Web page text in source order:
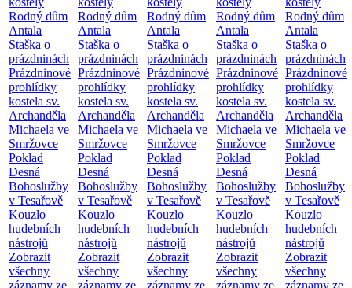
Rodný dům
Antala
Staška o
prázdninách
Prázdninové
prohlídky
kostela sv.
Archanděla
Michaela ve
Smržovce
Poklad
Desná
Bohoslužby
v Tesařově
Kouzlo
hudebních
nástrojů
Zobrazit
všechny
záznamy ze
Rodný dům
Antala
Staška o
prázdninách
Prázdninové
prohlídky
kostela sv.
Archanděla
Michaela ve
Smržovce
Poklad
Desná
Bohoslužby
v Tesařově
Kouzlo
hudebních
nástrojů
Zobrazit
všechny
záznamy ze
Rodný dům
Antala
Staška o
prázdninách
Prázdninové
prohlídky
kostela sv.
Archanděla
Michaela ve
Smržovce
Poklad
Desná
Bohoslužby
v Tesařově
Kouzlo
hudebních
nástrojů
Zobrazit
všechny
záznamy ze
Rodný dům
Antala
Staška o
prázdninách
Prázdninové
prohlídky
kostela sv.
Archanděla
Michaela ve
Smržovce
Poklad
Desná
Bohoslužby
v Tesařově
Kouzlo
hudebních
nástrojů
Zobrazit
všechny
záznamy ze
Rodný dům
Antala
Staška o
prázdninách
Prázdninové
prohlídky
kostela sv.
Archanděla
Michaela ve
Smržovce
Poklad
Desná
Bohoslužby
v Tesařově
Kouzlo
hudebních
nástrojů
Zobrazit
všechny
záznamy ze